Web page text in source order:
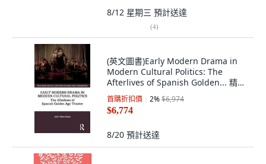
8/12 星期三 預計送達
(4)
(英文圖書)Early Modern Drama in
Modern Cultural Politics: The
Afterlives of Spanish Golden... 精裝
版, Routledge, 英文
首購折扣價 2%$6,974
$6,774
8/20 預計送達